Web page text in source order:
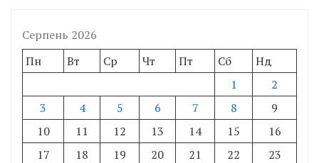
Серпень 2026
Пн
Вт Ср Чт Пт Сб
Нд
1
2
3
4 5 6 7 8
9
10
11 12 13 14 15
16
17
18 19 20 21 22
23